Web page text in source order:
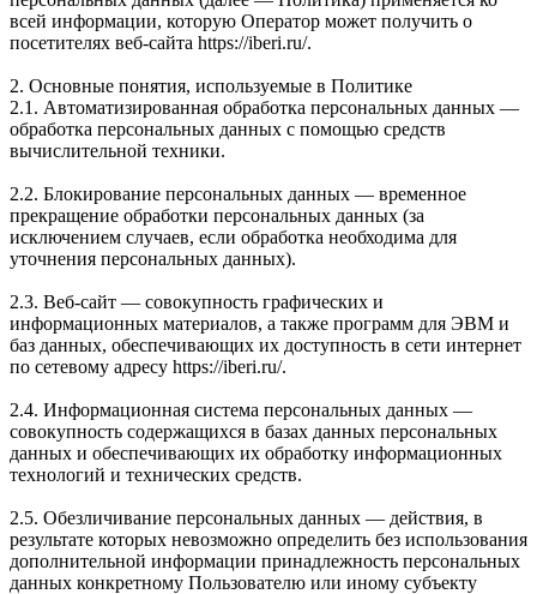
всей информации, которую Оператор может получить о
посетителях веб-сайта https://iberi.ru/.
2. Основные понятия, используемые в Политике
2.1. Автоматизированная обработка персональных данных —
обработка персональных данных с помощью средств
вычислительной техники.
2.2. Блокирование персональных данных — временное
прекращение обработки персональных данных (за
исключением случаев, если обработка необходима для
уточнения персональных данных).
2.3. Веб-сайт — совокупность графических и
информационных материалов, а также программ для ЭВМ и
баз данных, обеспечивающих их доступность в сети интернет
по сетевому адресу https://iberi.ru/.
2.4. Информационная система персональных данных —
совокупность содержащихся в базах данных персональных
данных и обеспечивающих их обработку информационных
технологий и технических средств.
2.5. Обезличивание персональных данных — действия, в
результате которых невозможно определить без использования
дополнительной информации принадлежность персональных
данных конкретному Пользователю или иному субъекту